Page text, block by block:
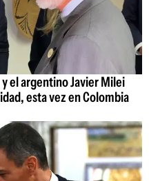
y el argentino Javier Milei
esta vez en Colombia